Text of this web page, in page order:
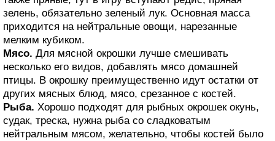
зелень, обязательно зеленый лук. Основная масса
приходится на нейтральные овощи, нарезанные
мелким кубиком.
Мясо. Для мясной окрошки лучше смешивать
несколько его видов, добавлять мясо домашней
птицы. В окрошку преимущественно идут остатки от
других мясных блюд, мясо, срезанное с костей.
Рыба. Хорошо подходят для рыбных окрошек окунь,
судак, треска, нужна рыба со сладковатым
нейтральным мясом, желательно, чтобы костей было